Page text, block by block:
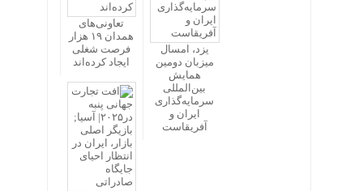
یزد، امسال
میزبان دومین
همایش
بین‌المللی
سرمایه‌گذاری
ایران و
آفریقاست
تعاونی‌های
همدان ۱۹ هزار
فرصت شغلی
ایجاد کرده‌اند